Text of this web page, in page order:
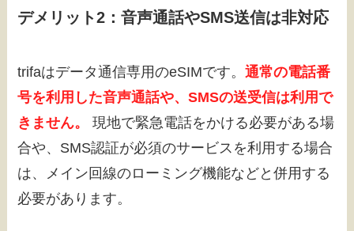
デメリット2：音声通話やSMS送信は非対応
trifaはデータ通信専用のeSIMです。通常の電話番
号を利用した音声通話や、SMSの送受信は利用で
きません。
現地で緊急電話をかける必要がある場
合や、SMS認証が必須のサービスを利用する場合
は、メイン回線のローミング機能などと併用する
必要があります。